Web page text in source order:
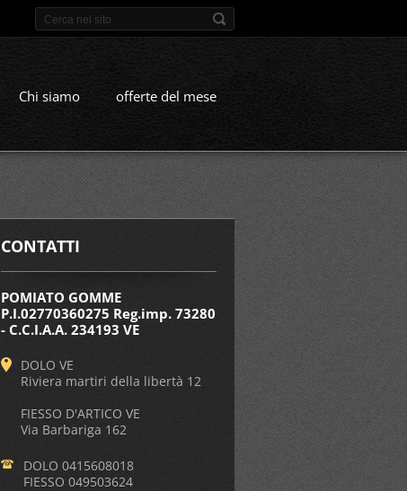
Chi siamo offerte del mese
CONTATTI
POMIATO GOMME
P.I.02770360275 Reg.imp. 73280
- C.C.I.A.A. 234193 VE
DOLO VE
Riviera martiri della libertà 12
FIESSO D'ARTICO VE
Via Barbariga 162
DOLO 0415608018
FIESSO 049503624